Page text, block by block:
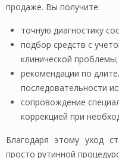
продаже. Вы получите:
точную диагностику
подбор средств с
клинической проблемы;
рекомендации по
последовательности
сопровождение
коррекцией при
Благодаря этому уход
просто рутинной